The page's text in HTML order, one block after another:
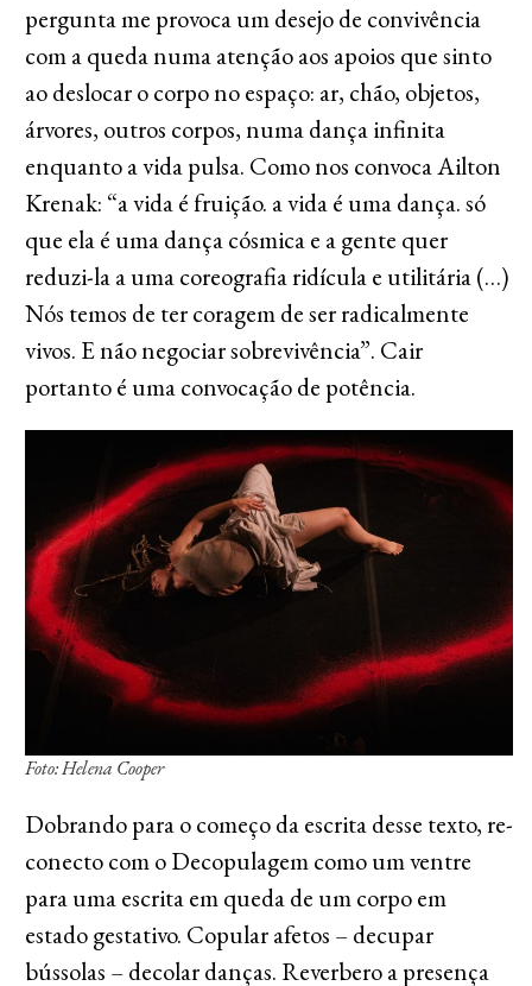
pergunta me provoca um desejo de convivência
com a queda numa atenção aos apoios que sinto
ao deslocar o corpo no espaço: ar, chão, objetos,
árvores, outros corpos, numa dança infinita
enquanto a vida pulsa. Como nos convoca Ailton
Krenak: “a vida é fruição. a vida é uma dança. só
que ela é uma dança cósmica e a gente quer
reduzi-la a uma coreografia ridícula e utilitária (…)
Nós temos de ter coragem de ser radicalmente
vivos. E não negociar sobrevivência”. Cair
portanto é uma convocação de potência.
Foto: Helena Cooper
Dobrando para o começo da escrita desse texto, re-
conecto com o Decopulagem como um ventre
para uma escrita em queda de um corpo em
estado gestativo. Copular afetos – decupar
bússolas – decolar danças. Reverbero a presença